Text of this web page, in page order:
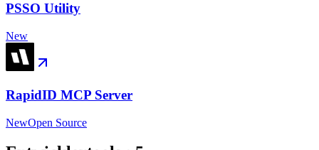
PSSO Utility
New
RapidID MCP Server
NewOpen Source